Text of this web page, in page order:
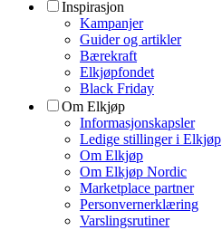
Inspirasjon
Kampanjer
Guider og artikler
Bærekraft
Elkjøpfondet
Black Friday
Om Elkjøp
Informasjonskapsler
Ledige stillinger i Elkjøp
Om Elkjøp
Om Elkjøp Nordic
Marketplace partner
Personvernerklæring
Varslingsrutiner